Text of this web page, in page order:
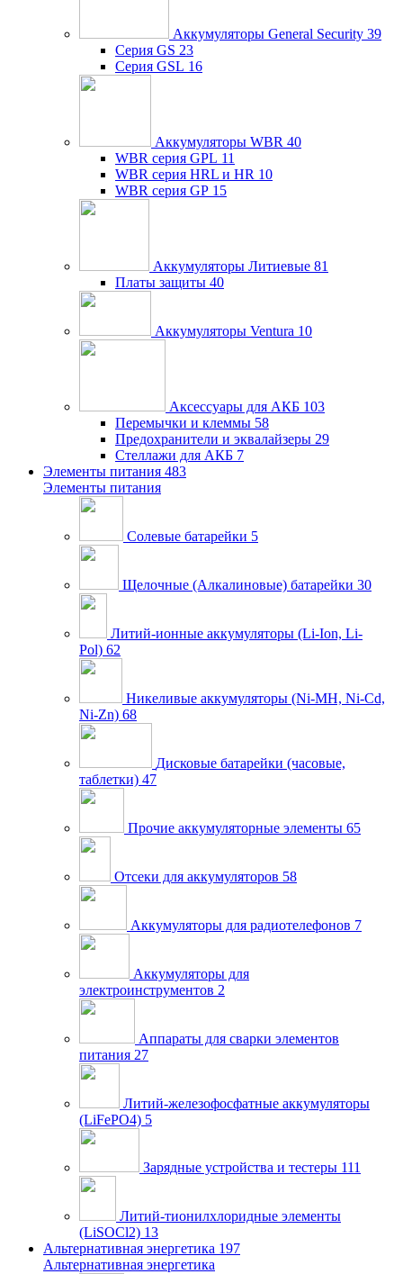
Аккумуляторы General Security 39
Серия GS 23
Серия GSL 16
Аккумуляторы WBR 40
WBR серия GPL 11
WBR серия HRL и HR 10
WBR серия GP 15
Аккумуляторы Литиевые 81
Платы защиты 40
Аккумуляторы Ventura 10
Аксессуары для АКБ 103
Перемычки и клеммы 58
Предохранители и эквалайзеры 29
Стеллажи для АКБ 7
Элементы питания 483
Элементы питания
Солевые батарейки 5
Щелочные (Алкалиновые) батарейки 30
Литий-ионные аккумуляторы (Li-Ion, Li-
Pol) 62
Никеливые аккумуляторы (Ni-MH, Ni-Cd,
Ni-Zn) 68
Дисковые батарейки (часовые,
таблетки) 47
Прочие аккумуляторные элементы 65
Отсеки для аккумуляторов 58
Аккумуляторы для радиотелефонов 7
Аккумуляторы для
электроинструментов 2
Аппараты для сварки элементов
питания 27
Литий-железофосфатные аккумуляторы
(LiFePO4) 5
Зарядные устройства и тестеры 111
Литий-тионилхлоридные элементы
(LiSOCl2) 13
Альтернативная энергетика 197
Альтернативная энергетика